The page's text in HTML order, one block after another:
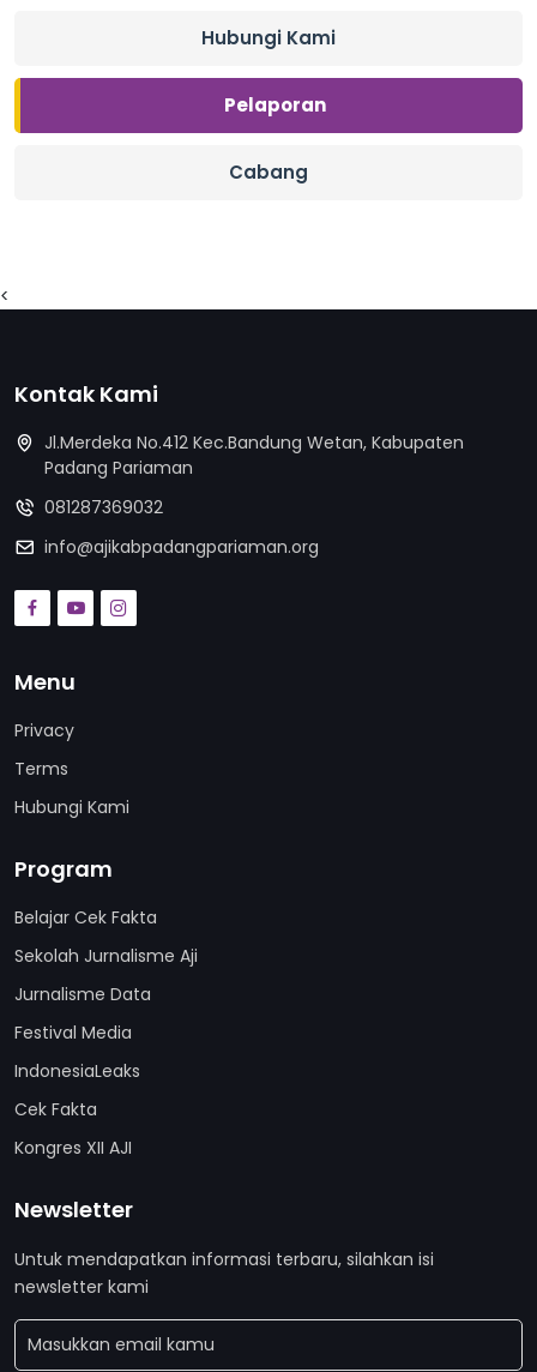
Hubungi Kami
Pelaporan
Cabang
<
Kontak Kami
Jl.Merdeka No.412 Kec.Bandung Wetan, Kabupaten
Padang Pariaman
081287369032
info@ajikabpadangpariaman.org
Menu
Privacy
Terms
Hubungi Kami
Program
Belajar Cek Fakta
Sekolah Jurnalisme Aji
Jurnalisme Data
Festival Media
IndonesiaLeaks
Cek Fakta
Kongres XII AJI
Newsletter
Untuk mendapatkan informasi terbaru, silahkan isi
newsletter kami